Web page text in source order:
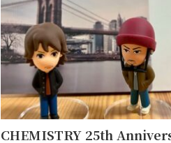
CHEMISTRY 25th